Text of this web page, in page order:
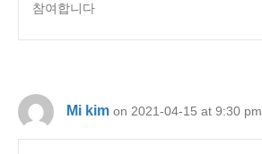
참여합니다
Mi kim on 2021-04-15 at 9:30 pm